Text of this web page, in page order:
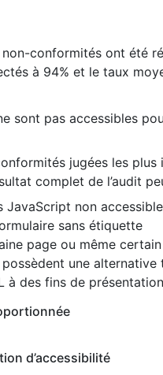
conformités ont été
à 94% et le taux
sont pas accessibles
jugées les
complet de l’audit
JavaScript non
sans étiquette
page ou même
une alternative
à des fins de
d’accessibilité